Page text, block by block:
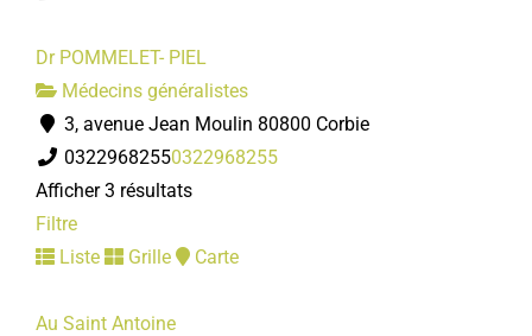
Dr POMMELET- PIEL
Médecins généralistes
3, avenue Jean Moulin 80800 Corbie
03229682550322968255
Afficher 3 résultats
Filtre
Liste
Grille Carte
Au Saint Antoine